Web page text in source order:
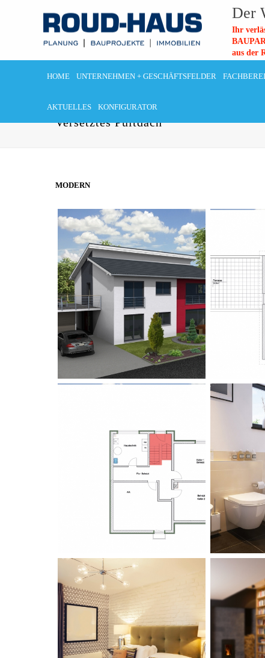
Der
Ihr
aus der
HOME UNTERNEHMEN + GESCHÄFTSFELDER
AKTUELLES KONFIGURATOR
Versetztes Pultdach
MODERN